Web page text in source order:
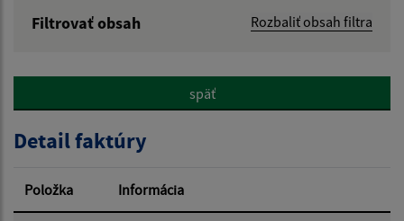
Filtrovať obsah
Rozbaliť obsah filtra
Hľadať v:
späť
Detail faktúry
Položka Informácia